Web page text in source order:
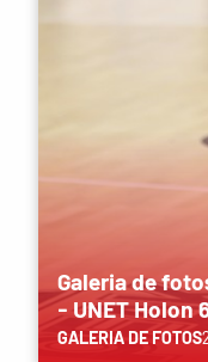
Galeria de
- UNET Holon
GALERIA DE FOTOS